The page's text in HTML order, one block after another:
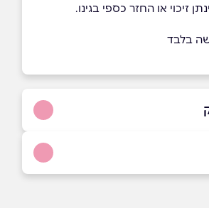
זיכוי או החזר כספי בגינו.
בלבד
באתר בפייסבוק